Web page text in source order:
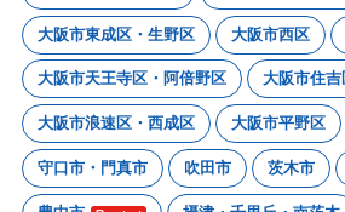
大阪市東成区・生野区 大阪市西区
大阪市天王寺区・阿倍野区 大阪市住
大阪市浪速区・西成区 大阪市平野区
守口市・門真市 吹田市 茨木市